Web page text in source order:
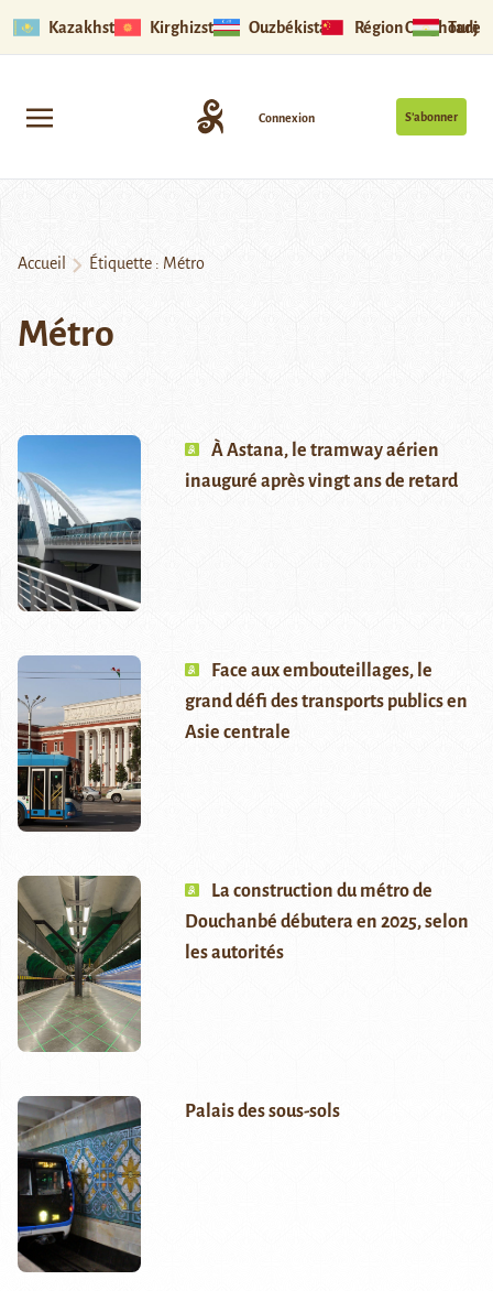
Kazakhstan Kirghizstan Ouzbékistan Région Ouïghoure
S’abonner
Connexion
Accueil Étiquette : Métro
Métro
À Astana, le tramway aérien
inauguré après vingt ans de retard
Face aux embouteillages, le
grand défi des transports publics en
Asie centrale
La construction du métro de
Douchanbé débutera en 2025, selon
les autorités
Palais des sous-sols